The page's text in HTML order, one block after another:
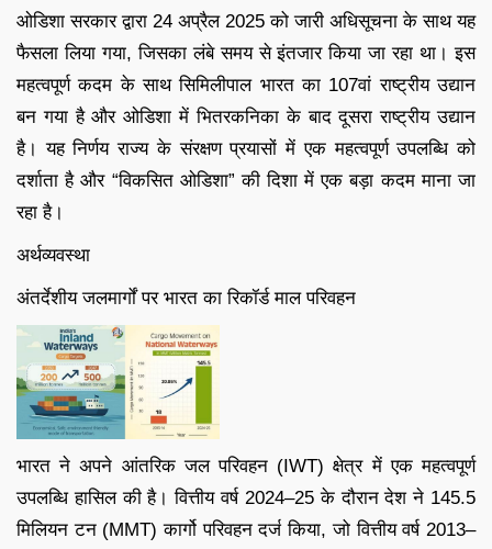
ओडिशा सरकार द्वारा 24 अप्रैल 2025 को जारी अधिसूचना के साथ यह
फैसला लिया गया, जिसका लंबे समय से इंतजार किया जा रहा था। इस
महत्वपूर्ण कदम के साथ सिमिलीपाल भारत का 107वां राष्ट्रीय उद्यान
बन गया है और ओडिशा में भितरकनिका के बाद दूसरा राष्ट्रीय उद्यान
है। यह निर्णय राज्य के संरक्षण प्रयासों में एक महत्वपूर्ण उपलब्धि को
दर्शाता है और “विकसित ओडिशा” की दिशा में एक बड़ा कदम माना जा
रहा है।
अर्थव्यवस्था
अंतर्देशीय जलमार्गों पर भारत का रिकॉर्ड माल परिवहन
भारत ने अपने आंतरिक जल परिवहन (IWT) क्षेत्र में एक महत्वपूर्ण
उपलब्धि हासिल की है। वित्तीय वर्ष 2024–25 के दौरान देश ने 145.5
मिलियन टन (MMT) कार्गो परिवहन दर्ज किया, जो वित्तीय वर्ष 2013–